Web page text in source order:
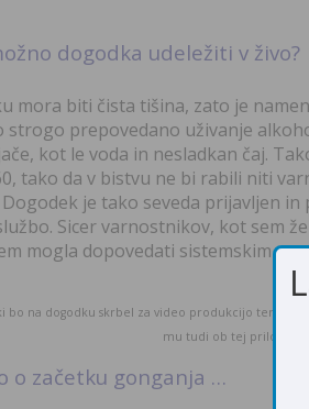
dogodka udeležiti v živo?
mora biti čista tišina, zato je
strogo prepovedano uživanje
kot le voda in nesladkan čaj.
tako da v bistvu ne bi rabili niti
je tako seveda prijavljen
Sicer varnostnikov, kot sem
mogla dopovedati sistemskim
bo na dogodku skrbel za video produkcijo ter
mu tudi ob tej priložnosti
o začetku gonganja …